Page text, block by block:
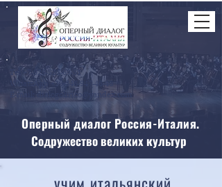
Tel
+7-925-523-69-51
WhatsApp +39-346-947-46-46
E-mail: dialogolirico@yandex.com
Оперный диалог Россия-Италия.
Содружество великих культур